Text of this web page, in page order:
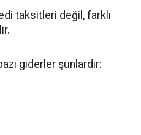
taksitleri değil, farklı
giderler şunlardır: